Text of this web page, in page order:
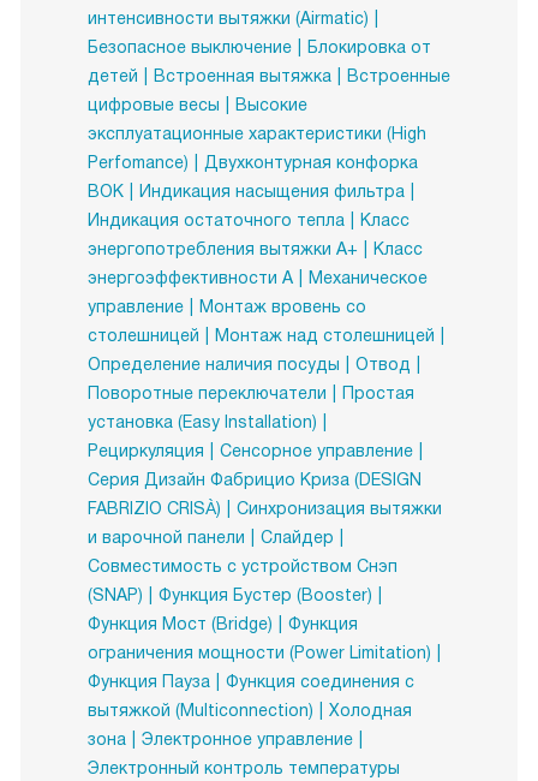
интенсивности вытяжки (Airmatic)
Безопасное выключение
Блокировка от
детей
Встроенная вытяжка
Встроенные
цифровые весы
Высокие
эксплуатационные характеристики (High
Perfomance)
Двухконтурная конфорка
ВОК
Индикация насыщения фильтра
Индикация остаточного тепла
Класс
энергопотребления вытяжки A+
Класс
энергоэффективности А
Механическое
управление
Монтаж вровень со
столешницей
Монтаж над столешницей
Определение наличия посуды
Отвод
Поворотные переключатели
Простая
установка (Easy Installation)
Рециркуляция
Сенсорное управление
Серия Дизайн Фабрицио Криза (DESIGN
FABRIZIO CRISÀ)
Синхронизация вытяжки
и варочной панели
Слайдер
Совместимость с устройством Снэп
(SNAP)
Функция Бустер (Booster)
Функция Мост (Bridge)
Функция
ограничения мощности (Power Limitation)
Функция Пауза
Функция соединения с
вытяжкой (Multiconnection)
Холодная
зона
Электронное управление
Электронный контроль температуры